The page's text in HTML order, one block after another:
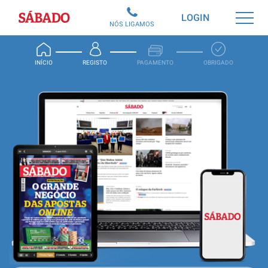
Sábado
INÍCIO REGISTO PAGAMENTO OBRIGADO
LOGIN
NÓS LIGAMOS